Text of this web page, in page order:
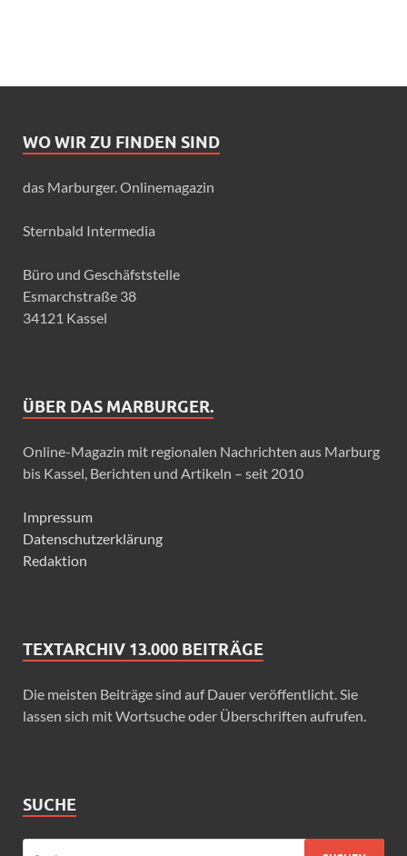
WO WIR ZU FINDEN SIND
das Marburger. Onlinemagazin
Sternbald Intermedia
Büro und Geschäfststelle
Esmarchstraße 38
34121 Kassel
ÜBER DAS MARBURGER.
Online-Magazin mit regionalen Nachrichten aus Marburg
bis Kassel, Berichten und Artikeln – seit 2010
Impressum
Datenschutzerklärung
Redaktion
TEXTARCHIV 13.000 BEITRÄGE
Die meisten Beiträge sind auf Dauer veröffentlicht. Sie
lassen sich mit Wortsuche oder Überschriften aufrufen.
SUCHE